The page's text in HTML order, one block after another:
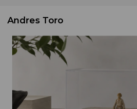
Andres Toro